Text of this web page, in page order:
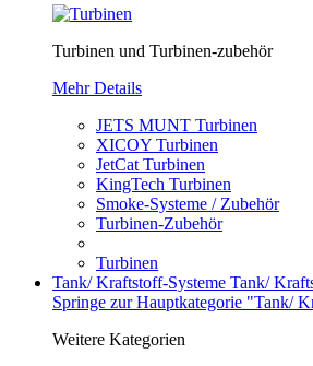
Turbinen und Turbinen-zubehör
Mehr Details
JETS MUNT Turbinen
XICOY Turbinen
JetCat Turbinen
KingTech Turbinen
Smoke-Systeme / Zubehör
Turbinen-Zubehör
Turbinen
Tank/ Kraftstoff-Systeme Tank/
Springe zur Hauptkategorie "Tank/
Weitere Kategorien